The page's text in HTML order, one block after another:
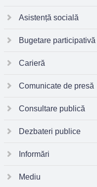
Asistență socială
Bugetare participativă
Carieră
Comunicate de presă
Consultare publică
Dezbateri publice
Informări
Mediu